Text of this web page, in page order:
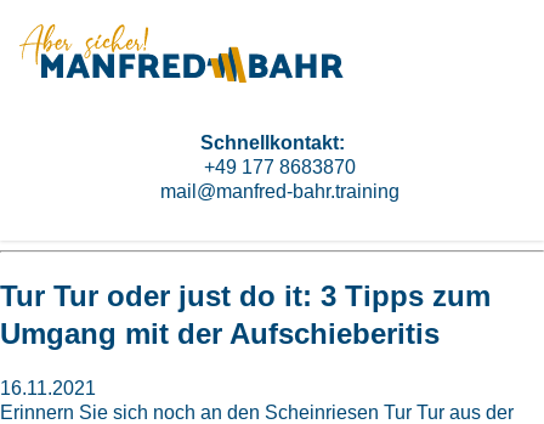
Schnellkontakt:
+49 177 8683870
mail@manfred-bahr.training
Tur Tur oder just do it: 3 Tipps zum
Umgang mit der Aufschieberitis
16.11.2021
Erinnern Sie sich noch an den Scheinriesen Tur Tur aus der